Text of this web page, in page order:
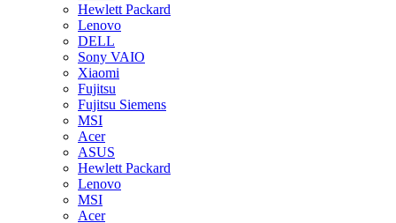
Hewlett Packard
Lenovo
DELL
Sony VAIO
Xiaomi
Fujitsu
Fujitsu Siemens
MSI
Acer
ASUS
Hewlett Packard
Lenovo
MSI
Acer